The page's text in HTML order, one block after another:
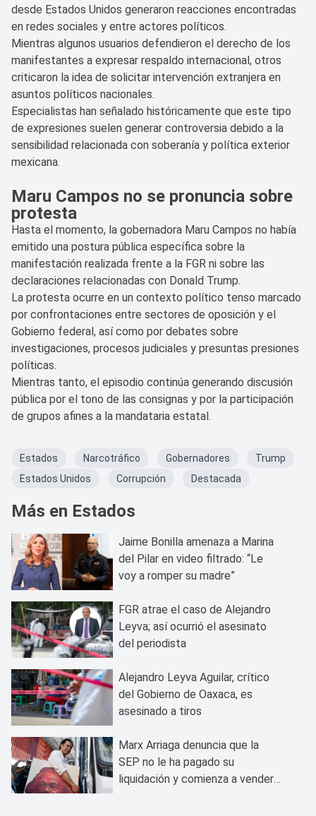
desde Estados Unidos generaron reacciones encontradas
en redes sociales y entre actores políticos.
Mientras algunos usuarios defendieron el derecho de los
manifestantes a expresar respaldo internacional, otros
criticaron la idea de solicitar intervención extranjera en
asuntos políticos nacionales.
Especialistas han señalado históricamente que este tipo
de expresiones suelen generar controversia debido a la
sensibilidad relacionada con soberanía y política exterior
mexicana.
Maru Campos no se pronuncia sobre
protesta
Hasta el momento, la gobernadora Maru Campos no había
emitido una postura pública específica sobre la
manifestación realizada frente a la FGR ni sobre las
declaraciones relacionadas con Donald Trump.
La protesta ocurre en un contexto político tenso marcado
por confrontaciones entre sectores de oposición y el
Gobierno federal, así como por debates sobre
investigaciones, procesos judiciales y presuntas presiones
políticas.
Mientras tanto, el episodio continúa generando discusión
pública por el tono de las consignas y por la participación
de grupos afines a la mandataria estatal.
Estados Narcotráfico Gobernadores
Trump
Estados Unidos
Corrupción Destacada
Más en Estados
Jaime Bonilla amenaza a Marina
del Pilar en video filtrado: “Le
voy a romper su madre”
FGR atrae el caso de Alejandro
Leyva; así ocurrió el asesinato
del periodista
Alejandro Leyva Aguilar, crítico
del Gobierno de Oaxaca, es
asesinado a tiros
Marx Arriaga denuncia que la
SEP no le ha pagado su
liquidación y comienza a vender